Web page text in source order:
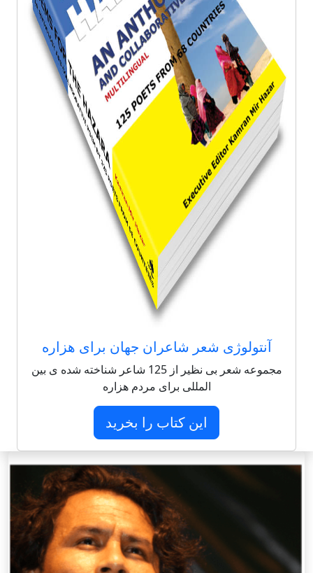
آنتولوژی شعر شاعران جهان برای هزاره
مجموعه شعر بی نظیر از 125 شاعر شناخته شده ی بین
المللی برای مردم هزاره
این کتاب را بخرید